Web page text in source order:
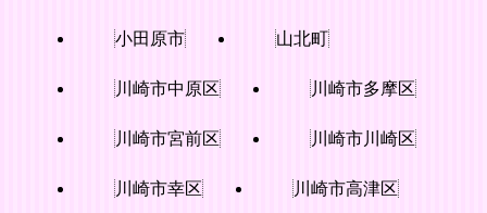
小田原市 山北町
川崎市中原区 川崎市多摩区
川崎市宮前区 川崎市川崎区
川崎市幸区 川崎市高津区